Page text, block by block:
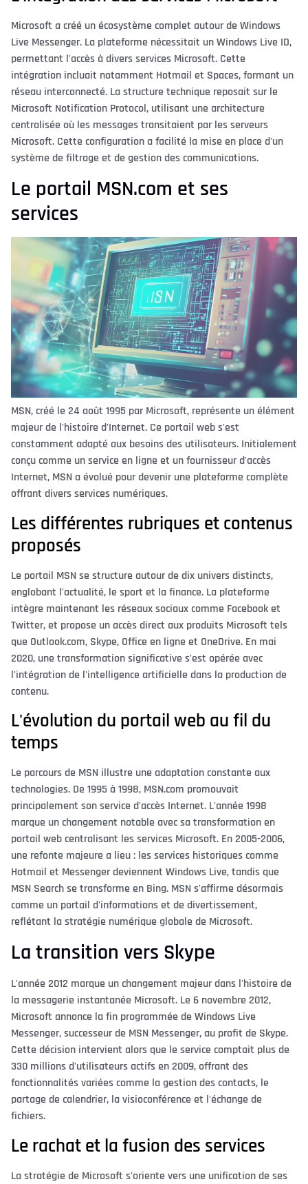
Microsoft a créé un écosystème complet autour de Windows
Live Messenger. La plateforme nécessitait un Windows Live ID,
permettant l'accès à divers services Microsoft. Cette
intégration incluait notamment Hotmail et Spaces, formant un
réseau interconnecté. La structure technique reposait sur le
Microsoft Notification Protocol, utilisant une architecture
centralisée où les messages transitaient par les serveurs
Microsoft. Cette configuration a facilité la mise en place d'un
système de filtrage et de gestion des communications.
Le portail MSN.com et ses
services
MSN, créé le 24 août 1995 par Microsoft, représente un élément
majeur de l'histoire d'Internet. Ce portail web s'est
constamment adapté aux besoins des utilisateurs. Initialement
conçu comme un service en ligne et un fournisseur d'accès
Internet, MSN a évolué pour devenir une plateforme complète
offrant divers services numériques.
Les différentes rubriques et contenus
proposés
Le portail MSN se structure autour de dix univers distincts,
englobant l'actualité, le sport et la finance. La plateforme
intègre maintenant les réseaux sociaux comme Facebook et
Twitter, et propose un accès direct aux produits Microsoft tels
que Outlook.com, Skype, Office en ligne et OneDrive. En mai
2020, une transformation significative s'est opérée avec
l'intégration de l'intelligence artificielle dans la production de
contenu.
L'évolution du portail web au fil du
temps
Le parcours de MSN illustre une adaptation constante aux
technologies. De 1995 à 1998, MSN.com promouvait
principalement son service d'accès Internet. L'année 1998
marque un changement notable avec sa transformation en
portail web centralisant les services Microsoft. En 2005-2006,
une refonte majeure a lieu : les services historiques comme
Hotmail et Messenger deviennent Windows Live, tandis que
MSN Search se transforme en Bing. MSN s'affirme désormais
comme un portail d'informations et de divertissement,
reflétant la stratégie numérique globale de Microsoft.
La transition vers Skype
L'année 2012 marque un changement majeur dans l'histoire de
la messagerie instantanée Microsoft. Le 6 novembre 2012,
Microsoft annonce la fin programmée de Windows Live
Messenger, successeur de MSN Messenger, au profit de Skype.
Cette décision intervient alors que le service comptait plus de
330 millions d'utilisateurs actifs en 2009, offrant des
fonctionnalités variées comme la gestion des contacts, le
partage de calendrier, la visioconférence et l'échange de
fichiers.
Le rachat et la fusion des services
La stratégie de Microsoft s'oriente vers une unification de ses